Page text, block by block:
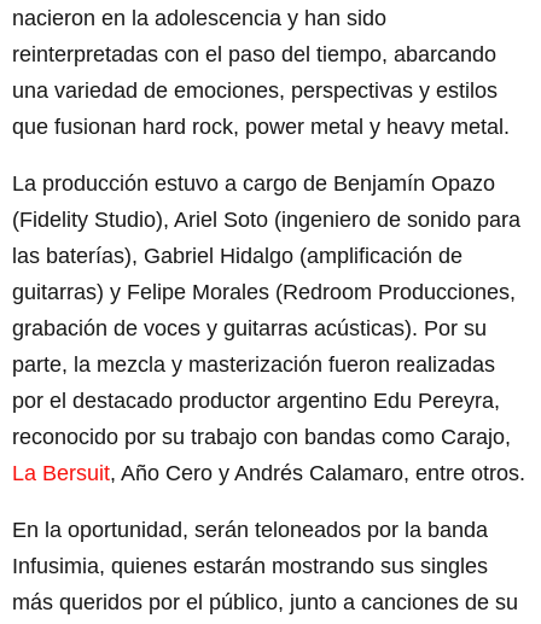
nacieron en la adolescencia y han sido
reinterpretadas con el paso del tiempo, abarcando
una variedad de emociones, perspectivas y estilos
que fusionan hard rock, power metal y heavy metal.
La producción estuvo a cargo de Benjamín Opazo
(Fidelity Studio), Ariel Soto (ingeniero de sonido para
las baterías), Gabriel Hidalgo (amplificación de
guitarras) y Felipe Morales (Redroom Producciones,
grabación de voces y guitarras acústicas). Por su
parte, la mezcla y masterización fueron realizadas
por el destacado productor argentino Edu Pereyra,
reconocido por su trabajo con bandas como Carajo,
La Bersuit, Año Cero y Andrés Calamaro, entre otros.
En la oportunidad, serán teloneados por la banda
Infusimia, quienes estarán mostrando sus singles
más queridos por el público, junto a canciones de su